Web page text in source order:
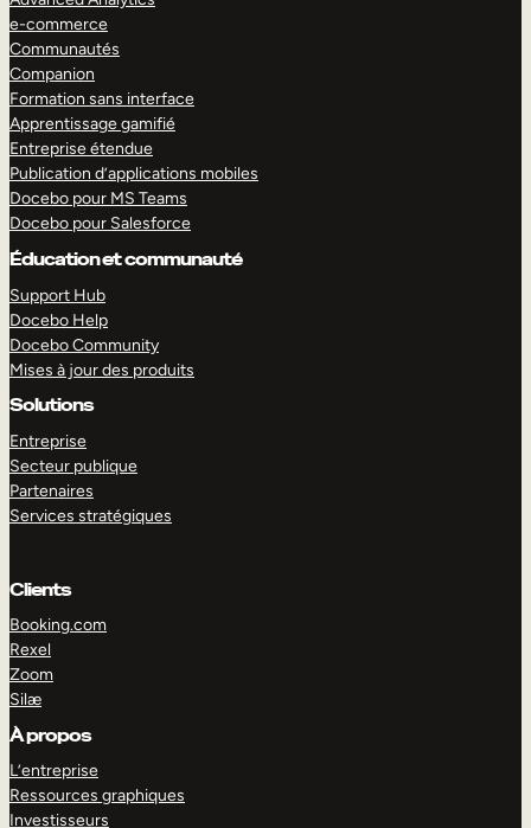
e-commerce
Communautés
Companion
Formation sans interface
Apprentissage gamifié
Entreprise étendue
Publication d’applications mobiles
Docebo pour MS Teams
Docebo pour Salesforce
Éducation et communauté
Support Hub
Docebo Help
Docebo Community
Mises à jour des produits
Solutions
Entreprise
Secteur publique
Partenaires
Services stratégiques
Clients
Booking.com
Rexel
Zoom
Silæ
À propos
L’entreprise
Ressources graphiques
Investisseurs